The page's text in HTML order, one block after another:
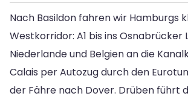
Nach Basildon fahren wir Hamburgs
Westkorridor: A1 bis ins Osnabrücker
Niederlande und Belgien an die
Calais per Autozug durch den
der Fähre nach Dover. Drüben führt